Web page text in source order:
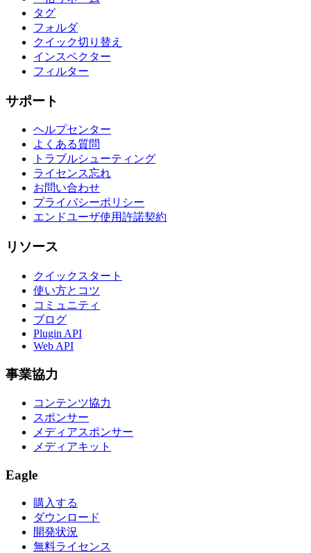
タグ
フォルダ
クイック切り替え
インスペクター
フィルター
サポート
ヘルプセンター
よくある質問
トラブルシューティング
ライセンス忘れ
お問い合わせ
プライバシーポリシー
エンドユーザ使用許諾契約
リソース
クイックスタート
使い方とコツ
コミュニティ
ブログ
Plugin API
Web API
事業協力
コンテンツ協力
スポンサー
メディアスポンサー
メディアキット
Eagle
購入する
ダウンロード
開発状況
無料ライセンス